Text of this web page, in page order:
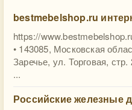
bestmebelshop.ru
https://
• 143085, Московская
Заречье, ул. Торговая,
...
Российские железные